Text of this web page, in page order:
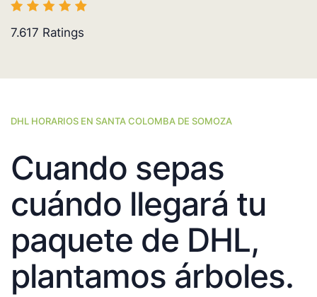
7.617 Ratings
DHL HORARIOS EN SANTA COLOMBA DE SOMOZA
Cuando sepas
cuándo llegará tu
paquete de DHL,
plantamos árboles.